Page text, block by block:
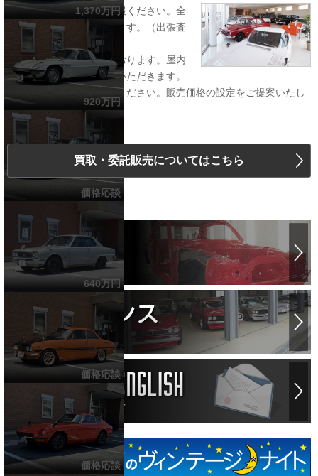
1,370万円
920万円
価格応談
640万円
価格応談
価格応談
売却の折りは、ぜひご一報ください。全
国どこでもお伺いいたします。（出張査
定は有料となります）
また、委託販売も承っております。屋内
で大切に維持保管させていただきます。
まずは車両詳細をご連絡ください。販売価格の設定をご提案いたし
ます。
お気軽にご相談ください！
買取・委託販売についてはこちら